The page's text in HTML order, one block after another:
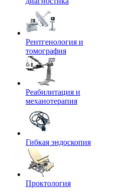
Рентгенология и
томография
Реабилитация и
механотерапия
Гибкая эндоскопия
Проктология